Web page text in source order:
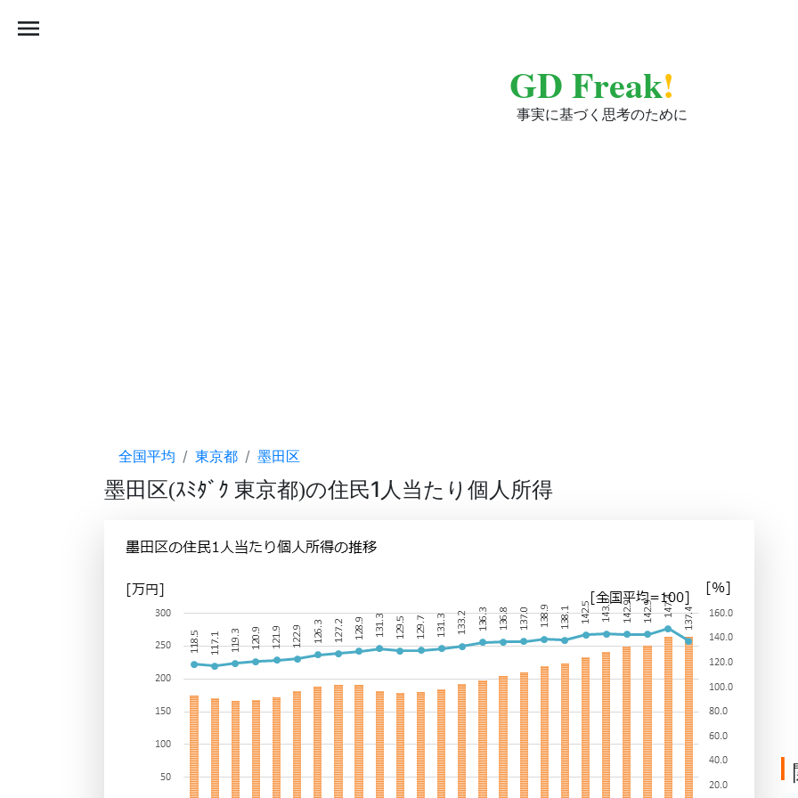
GD Freak!
事実に基づく思考のために
menu
全国平均 東京都 墨田区
墨田区(ｽﾐﾀﾞｸ 東京都)の住民1人当たり個人所得